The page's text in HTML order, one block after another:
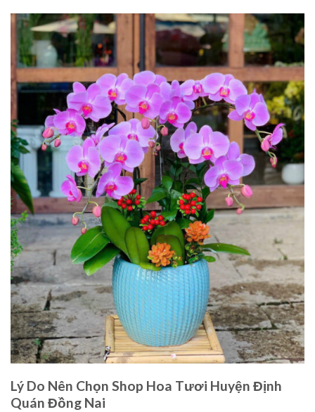
Lý Do Nên Chọn Shop Hoa Tươi Huyện Định
Quán Đồng Nai